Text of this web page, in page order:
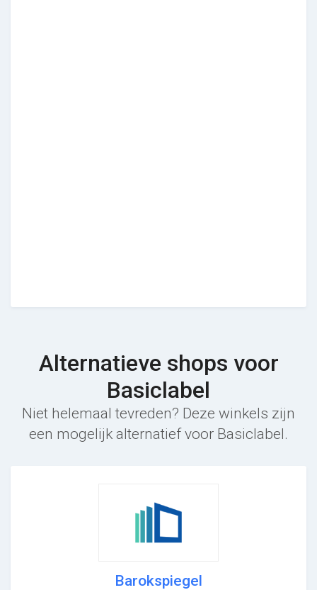
Alternatieve shops voor
Basiclabel
Niet helemaal tevreden? Deze winkels zijn
een mogelijk alternatief voor Basiclabel.
Barokspiegel